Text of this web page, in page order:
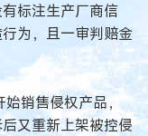
标注生产厂商信
为，且一审判赔金
始销售侵权产品，
又重新上架被控侵